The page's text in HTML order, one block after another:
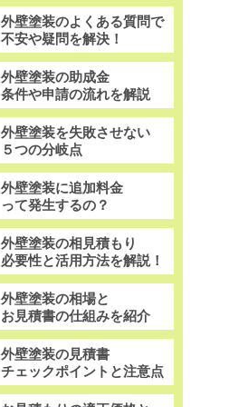
外壁塗装のよくある質問で
不安や疑問を解決！
外壁塗装の助成金
条件や申請の流れを解説
外壁塗装を失敗させない
５つの分岐点
外壁塗装に追加料金
って発生するの？
外壁塗装の相見積もり
必要性と活用方法を解説！
外壁塗装の相場と
お見積書の仕組みを紹介
外壁塗装の見積書
チェックポイントと注意点